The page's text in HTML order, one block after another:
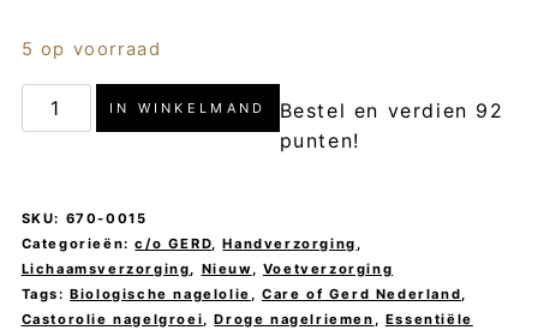
5 op voorraad
Nail
&
Oil
-
c/o
GERD
IN WINKELMAND
Bestel en verdien 92
punten!
SKU: 670-0015
Categorieën:c/o GERD,Handverzorging ,
Lichaamsverzorging, Nieuw, Voetverzorging
Tags:Biologische nagelolie ,Care of Gerd Nederland,
Castorolie nagelgroei,Droge nagelriemen , Essentiële